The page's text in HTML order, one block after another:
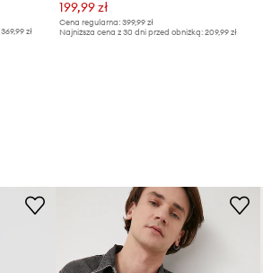
369,99 zł
199,99 zł
Cena regularna: 399,99 zł
Najniższa cena z 30 dni przed obniżką: 209,99 zł